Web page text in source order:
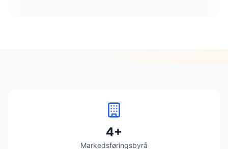
4+
Markedsføringsbyrå